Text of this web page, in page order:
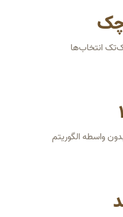
انتخاب‌ها
واسطه الگوریتم